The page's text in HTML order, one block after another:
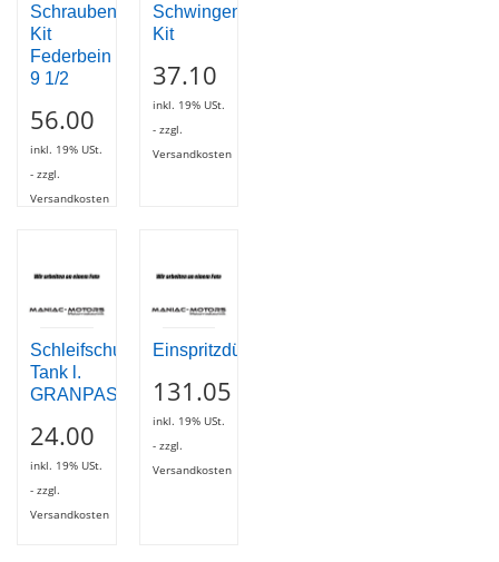
Schrauben-
Kit
Federbein
9 1/2
56.00
inkl. 19% USt.
- zzgl.
Versandkosten
Schwingenlagerbuchsen-
Kit
37.10
inkl. 19% USt.
- zzgl.
Versandkosten
Schleifschutz
Tank l.
GRANPASSO/09
24.00
inkl. 19% USt.
- zzgl.
Versandkosten
Einspritzdüse
131.05
inkl. 19% USt.
- zzgl.
Versandkosten